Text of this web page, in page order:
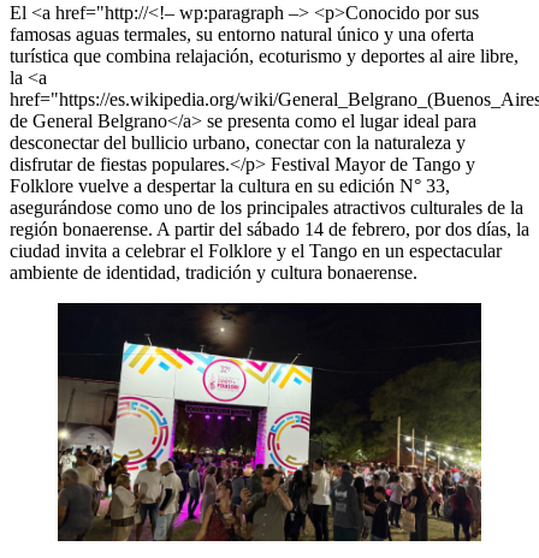
El <a href="http://<!– wp:paragraph –> <p>Conocido por sus
famosas aguas termales, su entorno natural único y una oferta
turística que combina relajación, ecoturismo y deportes al aire libre,
la <a
href="https://es.wikipedia.org/wiki/
de General Belgrano</a> se presenta como el lugar ideal para
desconectar del bullicio urbano, conectar con la naturaleza y
disfrutar de fiestas populares.</p> Festival Mayor de Tango y
Folklore vuelve a despertar la cultura en su edición N° 33,
asegurándose como uno de los principales atractivos culturales de la
región bonaerense. A partir del sábado 14 de febrero, por dos días, la
ciudad invita a celebrar el Folklore y el Tango en un espectacular
ambiente de identidad, tradición y cultura bonaerense.